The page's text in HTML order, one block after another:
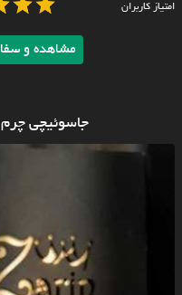
امتیاز کاربران
مشاهده و
جاسوئیچی چرم